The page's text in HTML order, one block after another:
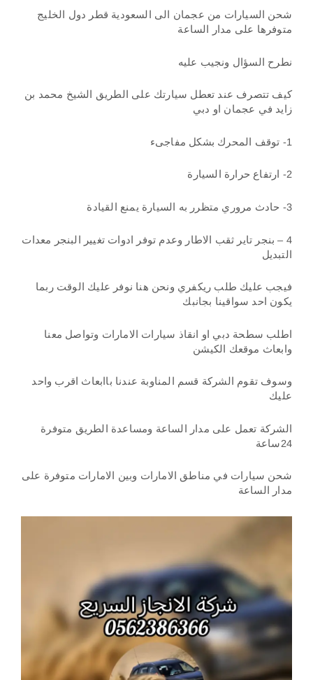
شحن السيارات من عجمان الى السعودية قطر دول الخليج
متوفرها على مدار الساعة
نطرح السؤال ونجيب عليه
كيف تتصرف عند تعطل سيارتك على الطريق الشيخ محمد بن
زايد في عجمان او دبي
4 – بنجر تاير ثقب الاطار وعدم توفر ادوات تغيير البنجر معدات
التبديل
فيجب عليك طلب ريكفري ونحن هنا نوفر عليك الوقت ربما
يكون احد سواقينا بجانبك
اطلب سطحة دبي او انقاذ سيارات الامارات وتواصل معنا
وابعاث موقعك الكيشن
وسوف تقوم الشركة قسم المناوبة عندنا باابعاث اقرب واحد
عليك
الشركة تعمل على مدار الساعة ومساعدة الطريق متوفرة
شحن سيارات في مناطق الامارات وبين الامارات متوفرة على
مدار الساعة